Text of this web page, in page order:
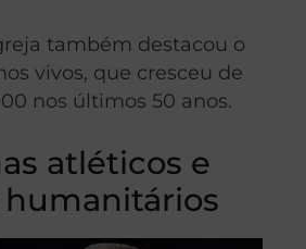
também destacou o
vivos, que cresceu de
nos últimos 50 anos.
atléticos e
humanitários